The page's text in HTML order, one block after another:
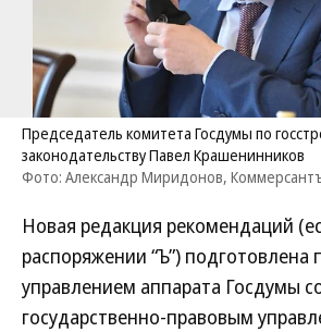
Председатель комитета Госдумы по
законодательству Павел Крашенинников
Фото: Александр Миридонов,
Новая редакция рекомендаций
распоряжении “Ъ”) подготовлена
управлением аппарата Госдумы
государственно-правовым